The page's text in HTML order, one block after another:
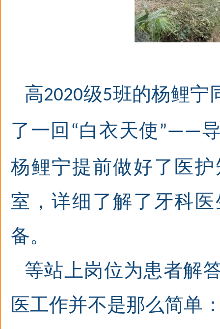
高2020级5班的杨鲤宁
了一回 “白衣天使 ”——
杨鲤宁提前做好了医
室，详细了解了牙科
备。
等站上岗位为患者解
医工作并不是那么简单